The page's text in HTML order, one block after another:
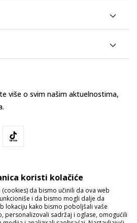
više o svim našim aktuelnostima,
koristi kolačiće
da bismo učinili da ova web
i da bismo mogli dalje da
lokaciju kako bismo poboljšali vaše
personalizovali sadržaj i oglase, omogućili